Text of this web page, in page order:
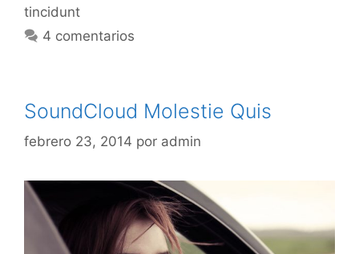
tincidunt
4 comentarios
SoundCloud Molestie Quis
febrero 23, 2014 por admin